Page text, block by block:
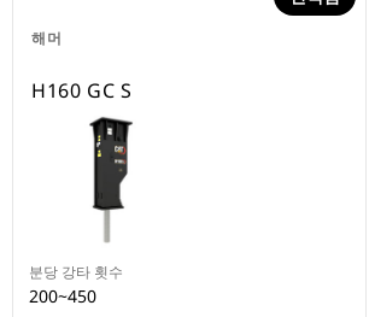
해머
H160 GC S
분당 강타 횟수
200~450